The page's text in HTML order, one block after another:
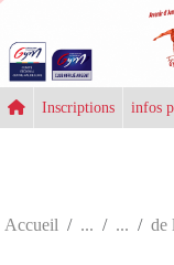
Inscriptions infos
Accueil de
Panneau de gestion des